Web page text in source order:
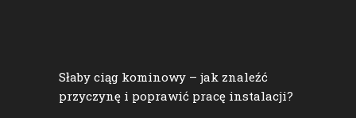
Słaby ciąg kominowy – jak znaleźć
przyczynę i poprawić pracę instalacji?